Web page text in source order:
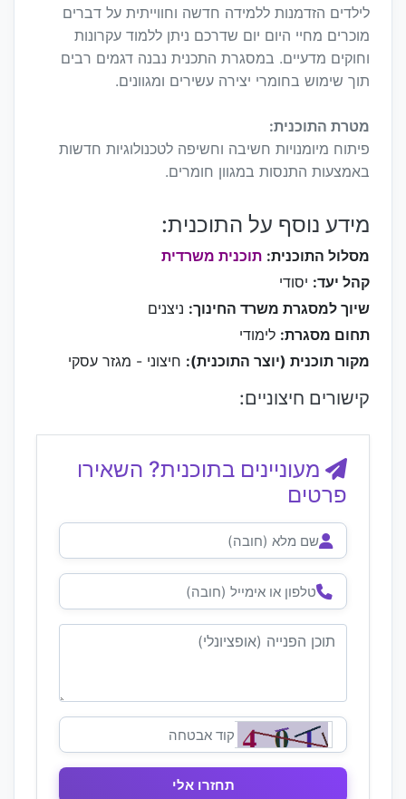
לילדים הזדמנות ללמידה חדשה וחווייתית על דברים
מוכרים מחיי היום יום שדרכם ניתן ללמוד עקרונות
וחוקים מדעיים. במסגרת התכנית נבנה דגמים רבים
תוך שימוש בחומרי יצירה עשירים ומגוונים.
מטרת התוכנית:
פיתוח מיומנויות חשיבה וחשיפה לטכנולוגיות חדשות
באמצעות התנסות במגוון חומרים.
מידע נוסף על התוכנית:
מסלול התוכנית: תוכנית משרדית
קהל יעד: יסודי
שיוך למסגרת משרד החינוך: ניצנים
תחום מסגרת: לימודי
מקור תוכנית (יוצר התוכנית): חיצוני - מגזר עסקי
קישורים חיצוניים:
מעוניינים בתוכנית? השאירו
פרטים